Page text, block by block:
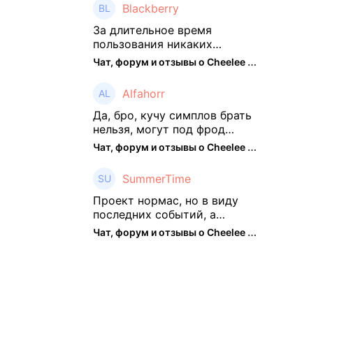
тронуты. То есть нет
автоматической прокачки
как у ...
Blackberry
За длительное время
пользования никаких
нареканий работу проекта у
меня не было, но в
месяцев как то его
подзабросил (было много
изменений, решил отси ...
Чат, форум и отзывы о Cheelee (CHEELEE) - The Hedger
Alfahorr
Да, бро, кучу симплов брать
нельзя, могут под фрод
замести Я пока на 2 парах +
старты, полет нормальный🤓
👌🏻
Чат, форум и отзывы о Cheelee (CHEELEE) - The Hedger
SummerTime
Проект нормас, но в виду
последних событий, а
именно труднодоступности
рарок, придется теперь
Чат, форум и отзывы о Cheelee (CHEELEE) - The Hedger